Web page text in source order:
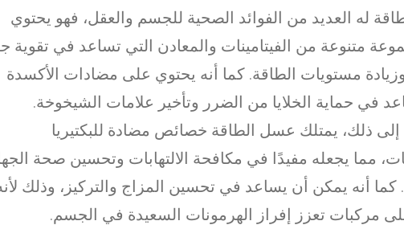
له العديد من الفوائد الصحية للجسم والعقل، فهو يحتوي
متنوعة من الفيتامينات والمعادن التي تساعد في تقوية
وزيادة مستويات الطاقة. كما أنه يحتوي على مضادات الأكسدة
في حماية الخلايا من الضرر وتأخير علامات الشيخوخة.
إلى ذلك، يمتلك عسل الطاقة خصائص مضادة للبكتيريا
مما يجعله مفيدًا في مكافحة الالتهابات وتحسين صحة
أنه يمكن أن يساعد في تحسين المزاج والتركيز، وذلك
مركبات تعزز إفراز الهرمونات السعيدة في الجسم.